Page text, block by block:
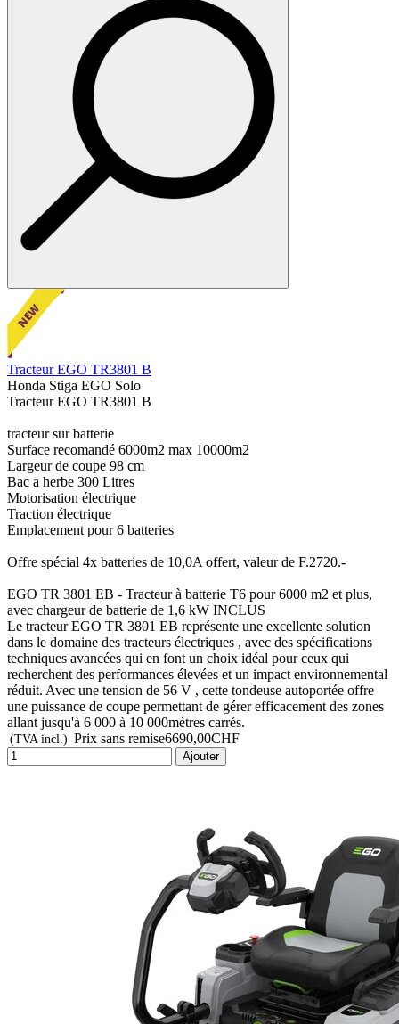
Tracteur EGO TR3801 B
Honda Stiga EGO Solo
Tracteur EGO TR3801 B
tracteur sur batterie
Surface recomandé 6000m2 max 10000m2
Largeur de coupe 98 cm
Bac a herbe 300 Litres
Motorisation électrique
Traction électrique
Emplacement pour 6 batteries
Offre spécial 4x batteries de 10,0A offert, valeur de F.2720.-
EGO TR 3801 EB - Tracteur à batterie T6 pour 6000 m2 et plus,
avec chargeur de batterie de 1,6 kW INCLUS
Le tracteur EGO TR 3801 EB représente une excellente solution
dans le domaine des tracteurs électriques , avec des spécifications
techniques avancées qui en font un choix idéal pour ceux qui
recherchent des performances élevées et un impact environnemental
réduit. Avec une tension de 56 V , cette tondeuse autoportée offre
une puissance de coupe permettant de gérer efficacement des zones
allant jusqu'à 6 000 à 10 000mètres carrés.
(TVA incl.) Prix sans remise6690,00CHF
Ajouter